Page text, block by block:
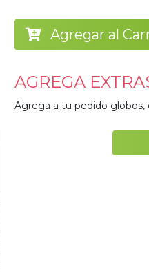
Agregar al
AGREGA
Agrega a tu pedido globos,